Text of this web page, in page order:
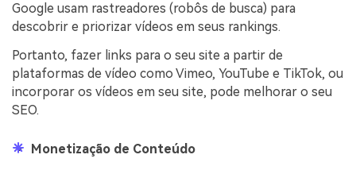
Google usam rastreadores (robôs de busca) para
descobrir e priorizar vídeos em seus rankings.
Portanto, fazer links para o seu site a partir de
plataformas de vídeo como Vimeo, YouTube e TikTok, ou
incorporar os vídeos em seu site, pode melhorar o seu
SEO.
Monetização de Conteúdo